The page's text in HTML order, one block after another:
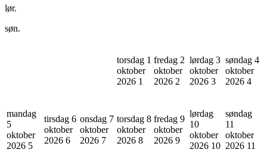
lør.
søn.
torsdag 1
oktober
2026 1
fredag 2
oktober
2026 2
lørdag 3
oktober
2026 3
søndag 4
oktober
2026 4
mandag
5
oktober
2026 5
tirsdag 6
oktober
2026 6
onsdag 7
oktober
2026 7
torsdag 8
oktober
2026 8
fredag 9
oktober
2026 9
lørdag
10
oktober
2026 10
søndag
11
oktober
2026 11